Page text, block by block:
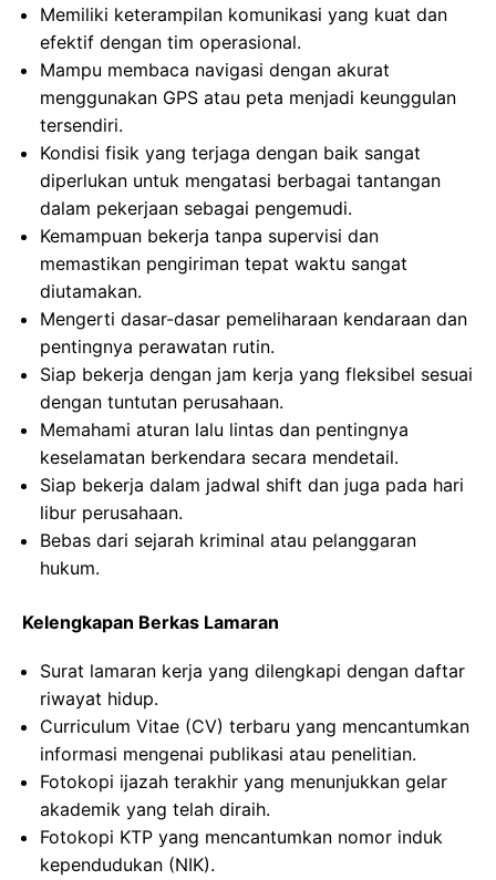
Memiliki keterampilan komunikasi yang kuat dan
efektif dengan tim operasional.
Mampu membaca navigasi dengan akurat
menggunakan GPS atau peta menjadi keunggulan
tersendiri.
Kondisi fisik yang terjaga dengan baik sangat
diperlukan untuk mengatasi berbagai tantangan
dalam pekerjaan sebagai pengemudi.
Kemampuan bekerja tanpa supervisi dan
memastikan pengiriman tepat waktu sangat
diutamakan.
Mengerti dasar-dasar pemeliharaan kendaraan dan
pentingnya perawatan rutin.
Siap bekerja dengan jam kerja yang fleksibel sesuai
dengan tuntutan perusahaan.
Memahami aturan lalu lintas dan pentingnya
keselamatan berkendara secara mendetail.
Siap bekerja dalam jadwal shift dan juga pada hari
libur perusahaan.
Bebas dari sejarah kriminal atau pelanggaran
hukum.
Kelengkapan Berkas Lamaran
Surat lamaran kerja yang dilengkapi dengan daftar
riwayat hidup.
Curriculum Vitae (CV) terbaru yang mencantumkan
informasi mengenai publikasi atau penelitian.
Fotokopi ijazah terakhir yang menunjukkan gelar
akademik yang telah diraih.
Fotokopi KTP yang mencantumkan nomor induk
kependudukan (NIK).